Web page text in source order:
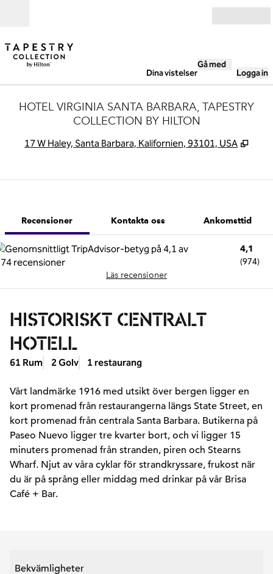
Dina vistelser
Gå med
Logga in
HOTEL VIRGINIA SANTA BARBARA, TAPESTRY
COLLECTION BY HILTON
17 W Haley, Santa Barbara, Kalifornien, 93101, USA ,
Recensioner Kontakta oss Ankomsttid
4,1
(974)
Läs recensioner
HISTORISKT CENTRALT
HOTELL
61 Rum 2 Golv 1 restaurang
Vårt landmärke 1916 med utsikt över bergen ligger en
kort promenad från restaurangerna längs State Street, en
kort promenad från centrala Santa Barbara. Butikerna på
Paseo Nuevo ligger tre kvarter bort, och vi ligger 15
minuters promenad från stranden, piren och Stearns
Wharf. Njut av våra cyklar för strandkryssare, frukost när
du är på språng eller middag med drinkar på vår Brisa
Café + Bar.
Bekvämligheter